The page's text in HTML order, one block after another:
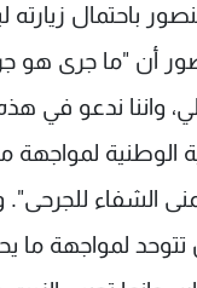
باحتمال زيارته
أن "ما جرى هو
واننا ندعو في
لمواجهة
الشفاء
تتوحد لمواجهة ما